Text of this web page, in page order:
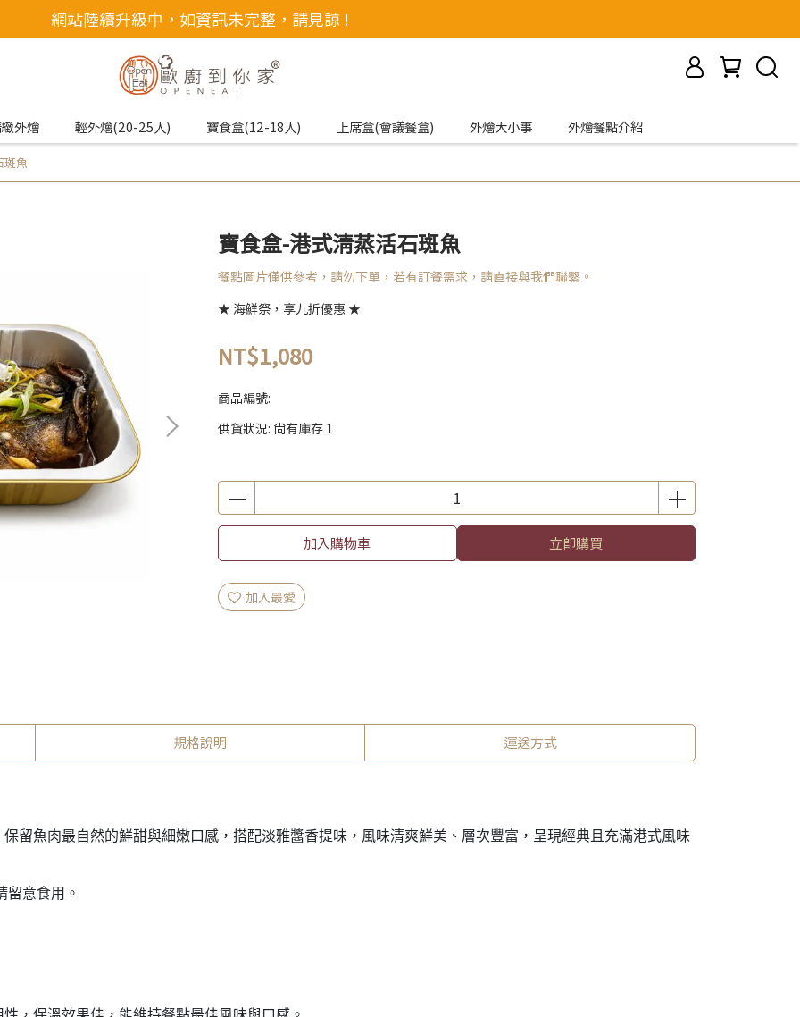
網站陸續升級中，如資訊未完整，請見諒 !
外燴 輕外燴(20-25人) 寶食盒(12-18人) 上席盒(會議餐盒) 外燴大小事 外燴餐點介紹
斑魚
寶食盒-港式清蒸活石斑魚
餐點圖片僅供參考，請勿下單，若有訂餐需求，請直接與我們聯繫。
★ 海鮮祭，享九折優惠 ★
NT$1,080
商品編號:
供貨狀況: 尚有庫存 1
加入購物車 立即購買
加入最愛
規格說明 運送方式
留魚肉最自然的鮮甜與細嫩口感，搭配淡雅醬香提味，風味清爽鮮美、層次豐富，呈現經典且充滿港式風味
意食用。